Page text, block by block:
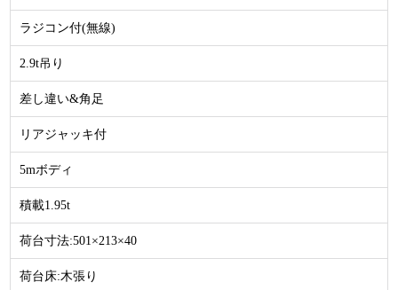
ラジコン付(無線)
2.9t吊り
差し違い&角足
リアジャッキ付
5mボディ
積載1.95t
荷台寸法:501×213×40
荷台床:木張り